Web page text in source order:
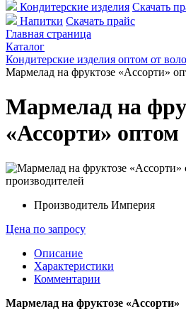
Кондитерские изделия Скачать
Напитки Скачать прайс
Главная страница
Каталог
Кондитерские изделия оптом от
Мармелад на фруктозе «Ассорти»
Мармелад на
«Ассорти» оптом
Производитель Империя
Цена по запросу
Описание
Характеристики
Комментарии
Мармелад на фруктозе «Ассорти»